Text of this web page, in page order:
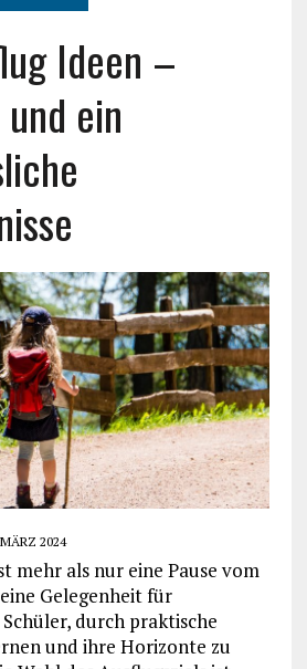
Ideen –
ein
2024
mehr als nur eine Pause vom
Gelegenheit für
durch praktische
und ihre Horizonte zu